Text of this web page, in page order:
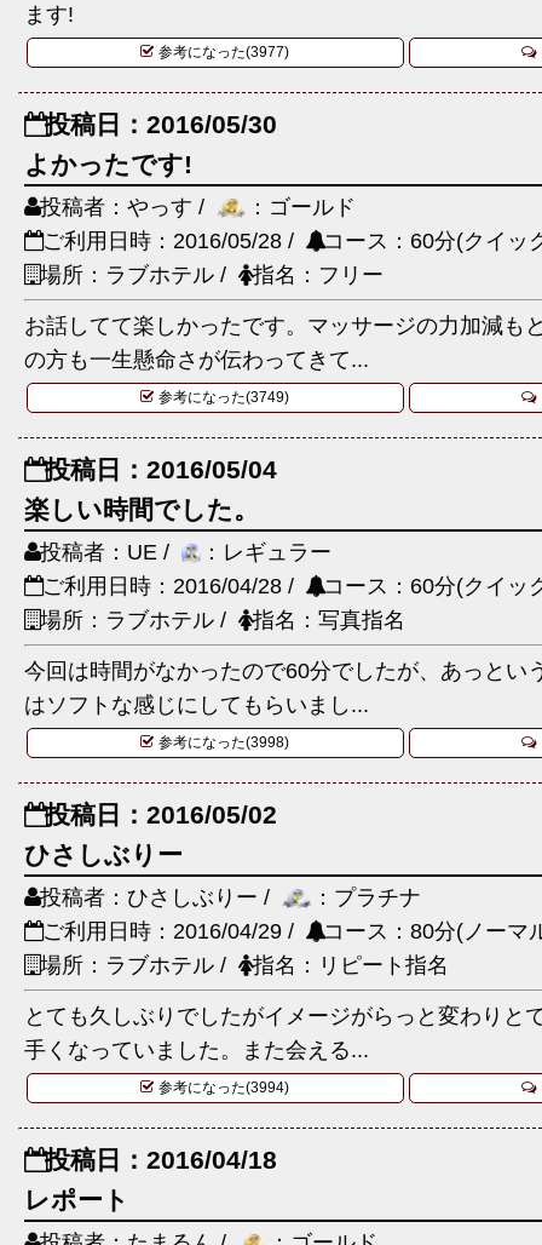
ます!
参考になった(3977)
投稿日：2016/05/30
よかったです!
投稿者：やっす /
：ゴールド
ご利用日時：2016/05/28 /
コース：60分(クイ
場所：ラブホテル /
指名：フリー
お話してて楽しかったです。マッサージの力加減も
の方も一生懸命さが伝わってきて...
参考になった(3749)
投稿日：2016/05/04
楽しい時間でした。
投稿者：UE /
：レギュラー
ご利用日時：2016/04/28 /
コース：60分(クイ
場所：ラブホテル /
指名：写真指名
今回は時間がなかったので60分でしたが、あっとい
はソフトな感じにしてもらいまし...
参考になった(3998)
投稿日：2016/05/02
ひさしぶりー
投稿者：ひさしぶりー /
：プラチナ
ご利用日時：2016/04/29 /
コース：80分(ノー
場所：ラブホテル /
指名：リピート指名
とても久しぶりでしたがイメージがらっと変わりと
手くなっていました。また会える...
参考になった(3994)
投稿日：2016/04/18
レポート